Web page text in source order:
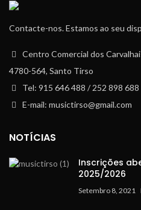
Contacte-nos. Estamos ao seu
Centro Comercial dos
4780-564, Santo Tirso
Tel: 915 646 488 / 252 898 688
E-mail: musictirso@gmail.com
NOTÍCIAS
Inscrições
2025/2026
Setembro 8, 2021